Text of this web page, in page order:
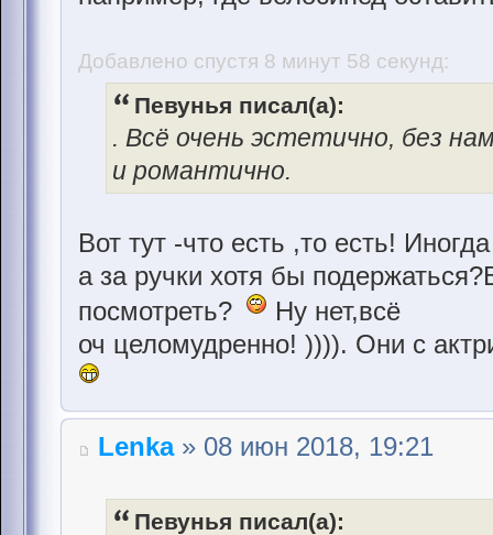
Добавлено спустя 8 минут 58 секунд:
Певунья писал(а):
. Всё очень эстетично, без
и романтично.
Вот тут -что есть ,то есть!
а за ручки хотя бы
посмотреть?
Ну нет,всё
оч целомудренно! )))). Они с
Lenka» 08 июн 2018, 19:21
Певунья писал(а):